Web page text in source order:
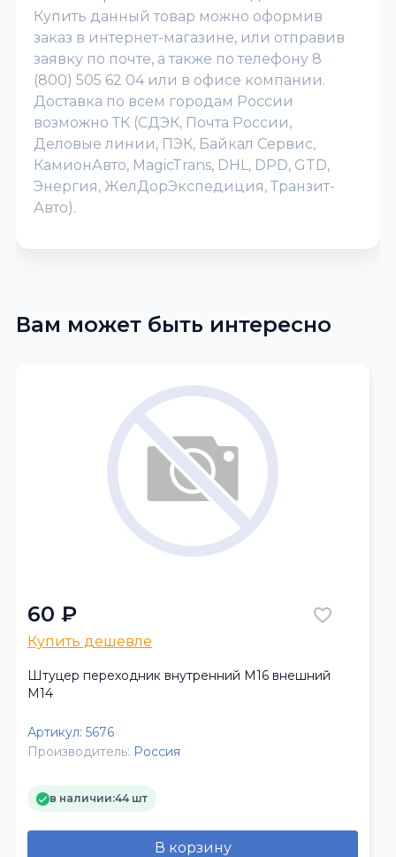
Купить данный товар можно оформив
заказ в интернет-магазине, или отправив
заявку по почте, а также по телефону 8
(800) 505 62 04 или в офисе компании.
Доставка по всем городам России
возможно ТК (СДЭК, Почта России,
Деловые линии, ПЭК, Байкал Сервис,
КамионАвто, MagicTrans, DHL, DPD, GTD,
Энергия, ЖелДорЭкспедиция, Транзит-
Авто).
Вам может быть интересно
60 ₽
Купить дешевле
Штуцер переходник внутренний М16 внешний
М14
Артикул: 5676
Производитель: Россия
в наличии:44 шт
В корзину